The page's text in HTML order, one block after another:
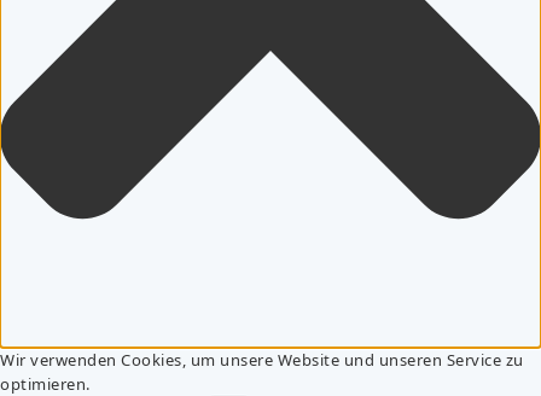
Wir verwenden Cookies, um unsere Website und unseren Service zu
optimieren.